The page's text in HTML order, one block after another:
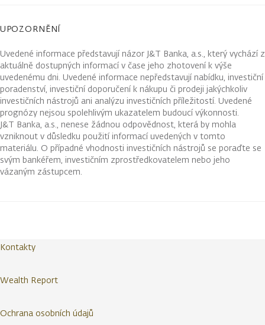
UPOZORNĚNÍ
Uvedené informace představují názor J&T Banka, a.s., který vychází z
aktuálně dostupných informací v čase jeho zhotovení k výše
uvedenému dni. Uvedené informace nepředstavují nabídku, investiční
poradenství, investiční doporučení k nákupu či prodeji jakýchkoliv
investičních nástrojů ani analýzu investičních příležitostí. Uvedené
prognózy nejsou spolehlivým ukazatelem budoucí výkonnosti.
J&T Banka, a.s., nenese žádnou odpovědnost, která by mohla
vzniknout v důsledku použití informací uvedených v tomto
materiálu. O případné vhodnosti investičních nástrojů se poraďte se
svým bankéřem, investičním zprostředkovatelem nebo jeho
vázaným zástupcem.
Kontakty
Wealth Report
Ochrana osobních údajů